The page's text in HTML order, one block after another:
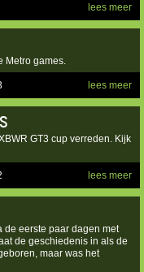
lees meer
Metro games.
lees meer
GT3 cup verreden. Kijk
lees meer
de eerste paar dagen met
de geschiedenis in als de
maar was het